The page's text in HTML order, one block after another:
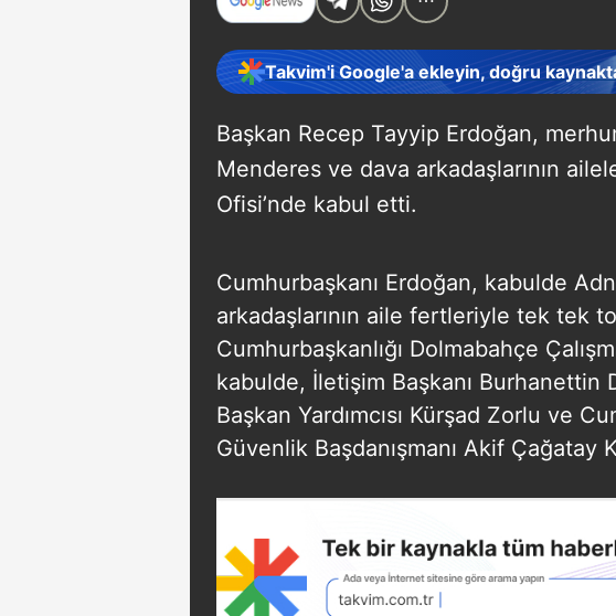
Takvim'i Google'a ekleyin, doğru
Başkan Recep Tayyip Erdoğan,
Menderes ve dava arkadaşlarının
Ofisi’nde kabul etti.
Cumhurbaşkanı Erdoğan, kabulde
arkadaşlarının aile fertleriyle tek tek
Cumhurbaşkanlığı Dolmabahçe
kabulde, İletişim Başkanı Burhanettin
Başkan Yardımcısı Kürşad Zorlu ve
Güvenlik Başdanışmanı Akif Çağatay